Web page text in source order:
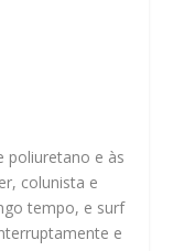
poliuretano e às
colunista e
tempo, e surf
e